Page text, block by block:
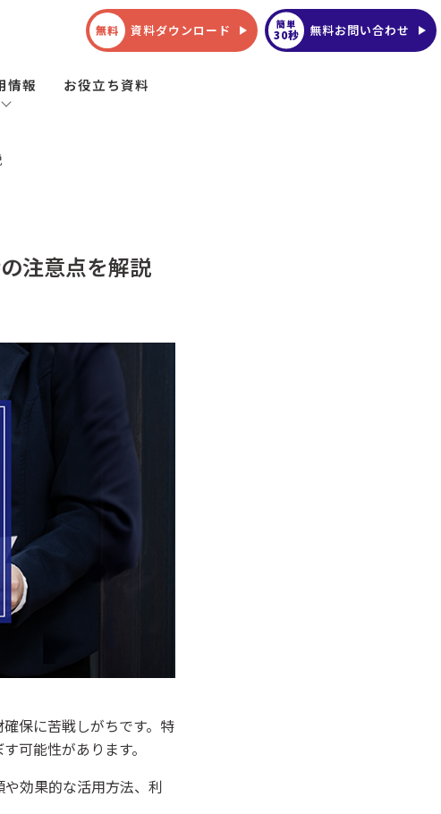
情報 お役立ち資料
無料 資料ダウンロード 簡単
30秒 無料お問い合わせ
注意点を解説
保に苦戦しがちです。特
可能性があります。
効果的な活用方法、利